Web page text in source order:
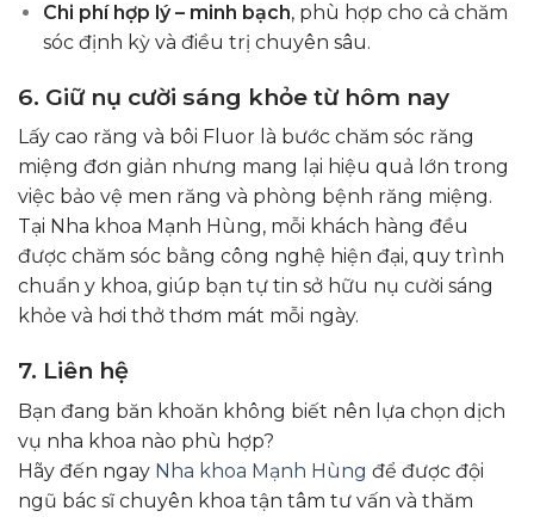
Chi phí hợp lý – minh bạch, phù hợp cho cả chăm
sóc định kỳ và điều trị chuyên sâu.
6. Giữ nụ cười sáng khỏe từ hôm nay
Lấy cao răng và bôi Fluor là bước chăm sóc răng
miệng đơn giản nhưng mang lại hiệu quả lớn trong
việc bảo vệ men răng và phòng bệnh răng miệng.
Tại Nha khoa Mạnh Hùng, mỗi khách hàng đều
được chăm sóc bằng công nghệ hiện đại, quy trình
chuẩn y khoa, giúp bạn tự tin sở hữu nụ cười sáng
khỏe và hơi thở thơm mát mỗi ngày.
7. Liên hệ
Bạn đang băn khoăn không biết nên lựa chọn dịch
vụ nha khoa nào phù hợp?
Hãy đến ngay Nha khoa Mạnh Hùng để được đội
ngũ bác sĩ chuyên khoa tận tâm tư vấn và thăm